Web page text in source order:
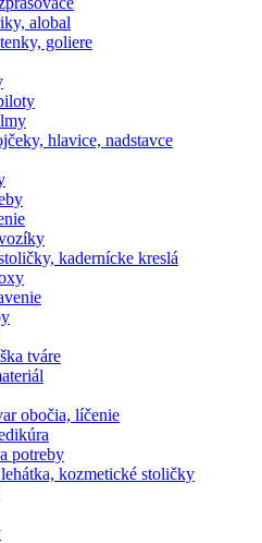
alobal
goliere
hlavice, nadstavce
kadernícke kreslá
tváre
obočia, líčenie
potreby
kozmetické stoličky